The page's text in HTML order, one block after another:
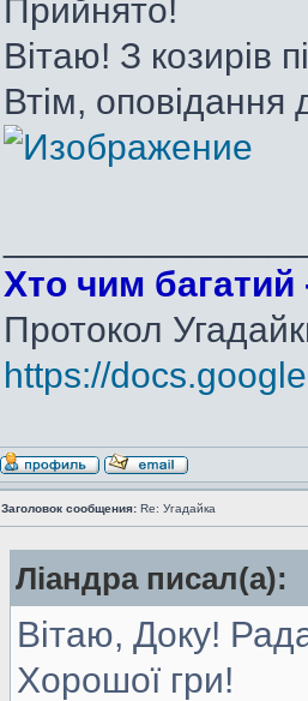
Прийнято!
Вітаю! З козирів
Втім,
Хто чим багатий
Протокол
https://
Заголовок сообщения: Re: Угадайка
Ліандра писал(а):
Вітаю, Доку!
Хорошої гри!